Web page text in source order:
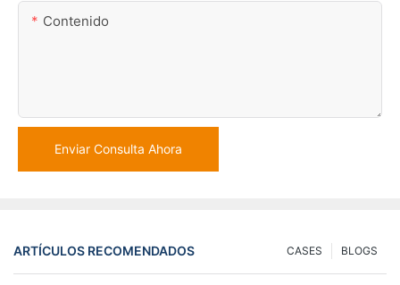
Contenido
Enviar Consulta Ahora
ARTÍCULOS RECOMENDADOS BLOGS
CASES